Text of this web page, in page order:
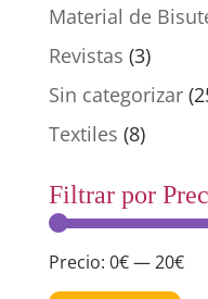
Material de
Revistas (3)
Sin categorizar
Textiles (8)
Filtrar por
Precio: 0€—20€